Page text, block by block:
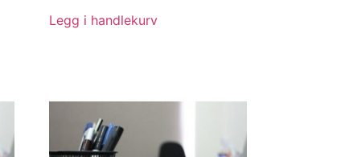
Legg i handlekurv